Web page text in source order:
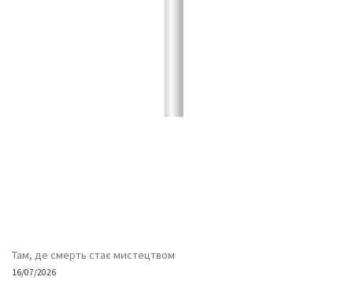
Там, де смерть стає мистецтвом
16/07/2026